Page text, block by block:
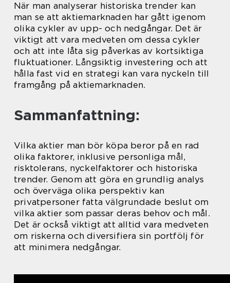
När man analyserar historiska trender kan
man se att aktiemarknaden har gått igenom
olika cykler av upp- och nedgångar. Det är
viktigt att vara medveten om dessa cykler
och att inte låta sig påverkas av kortsiktiga
fluktuationer. Långsiktig investering och att
hålla fast vid en strategi kan vara nyckeln till
framgång på aktiemarknaden.
Sammanfattning:
Vilka aktier man bör köpa beror på en rad
olika faktorer, inklusive personliga mål,
risktolerans, nyckelfaktorer och historiska
trender. Genom att göra en grundlig analys
och överväga olika perspektiv kan
privatpersoner fatta välgrundade beslut om
vilka aktier som passar deras behov och mål.
Det är också viktigt att alltid vara medveten
om riskerna och diversifiera sin portfölj för
att minimera nedgångar.